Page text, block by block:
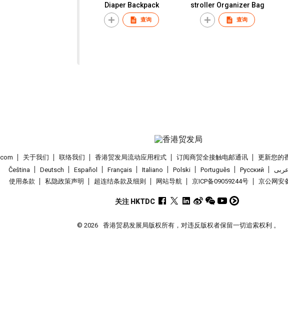
Diaper Backpack
查询
stroller Organizer Bag
查询
关于我们 联络我们 香港贸发局流动应用程式 订阅商贸全接触电邮通讯 更新您的
Čeština
Deutsch Español Français Italiano Polski Português Pусский عربى
使用条款
私隐政策声明 超连结条款及细则 网站导航 京ICP备09059244号 京公网安
关注 HKTDC
© 2026 香港贸易发展局版权所有，对违反版权者保留一切追索权利 。